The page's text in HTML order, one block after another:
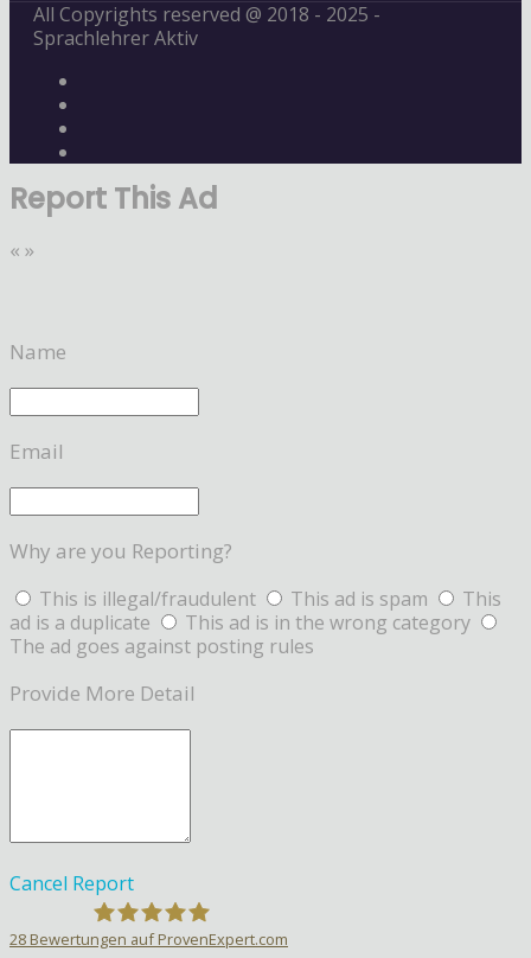
All Copyrights reserved @ 2018 - 2025 -
Sprachlehrer Aktiv
Report This Ad
« »
Name
Email
Why are you Reporting?
This is illegal/fraudulent This ad is spam
This
ad is a duplicate
This ad is in the wrong category
The ad goes against posting rules
Provide More Detail
Cancel Report
28 Bewertungen auf ProvenExpert.com